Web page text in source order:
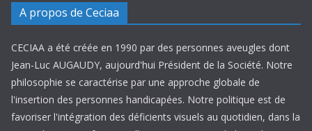
A propos de Ceciaa
CECIAA a été créée en 1990 par des personnes aveugles dont
Jean-Luc AUGAUDY, aujourd'hui Président de la Société. Notre
philosophie se caractérise par une approche globale de
l'insertion des personnes handicapées. Notre politique est de
favoriser l'intégration des déficients visuels au quotidien, dans la